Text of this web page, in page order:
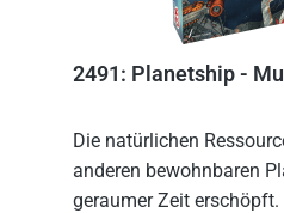
2491: Planetship -
Die natürlichen
anderen bewohnbaren
geraumer Zeit erschöpft.